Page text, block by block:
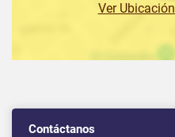
Ver Ubicación
Contáctanos